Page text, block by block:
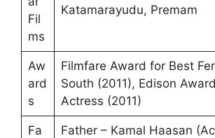
Fil
ms
Katamarayudu, Premam
Aw
ard
s
Filmfare Award for Best
South (2011), Edison
Actress (2011)
Fa
Father – Kamal Haasan